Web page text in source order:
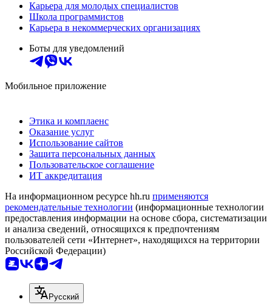
Карьера для молодых специалистов
Школа программистов
Карьера в некоммерческих организациях
Боты для уведомлений
Мобильное приложение
Этика и комплаенс
Оказание услуг
Использование сайтов
Защита персональных данных
Пользовательское соглашение
ИТ аккредитация
На информационном ресурсе hh.ru применяются
рекомендательные технологии (информационные технологии
предоставления информации на основе сбора, систематизации
и анализа сведений, относящихся к предпочтениям
пользователей сети «Интернет», находящихся на территории
Российской Федерации)
Русский